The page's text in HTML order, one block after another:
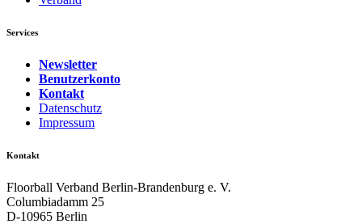
Services
Newsletter
Benutzerkonto
Kontakt
Datenschutz
Impressum
Kontakt
Floorball Verband Berlin-Brandenburg e. V.
Columbiadamm 25
D-10965 Berlin